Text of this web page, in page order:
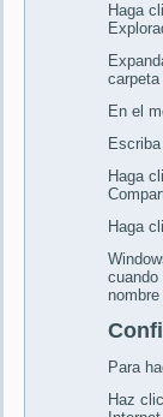
Haga
carpeta
En el
Haga
Haga
cuando
Para
Haz